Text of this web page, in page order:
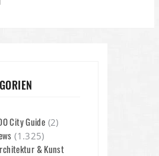
City Guide (2)
(1.325)
& Kunst